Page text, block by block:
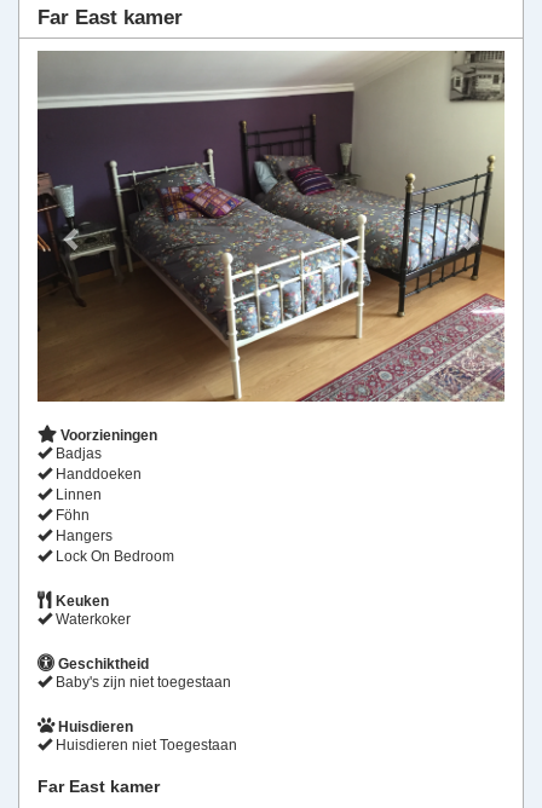
Far East kamer
Next
Voorzieningen
Badjas
Handdoeken
Linnen
Föhn
Hangers
Lock On Bedroom
Keuken
Waterkoker
Geschiktheid
Baby's zijn niet toegestaan
Huisdieren
Huisdieren niet Toegestaan
Far East kamer